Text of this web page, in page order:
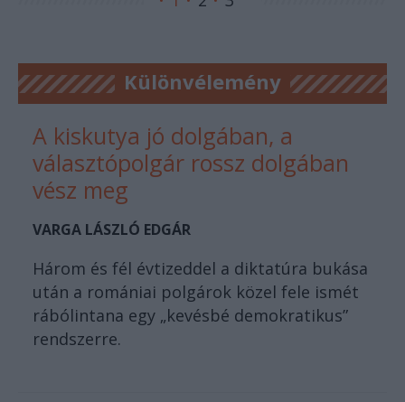
Különvélemény
A kiskutya jó dolgában, a
választópolgár rossz dolgában
vész meg
VARGA LÁSZLÓ EDGÁR
Három és fél évtizeddel a diktatúra bukása
után a romániai polgárok közel fele ismét
rábólintana egy „kevésbé demokratikus”
rendszerre.